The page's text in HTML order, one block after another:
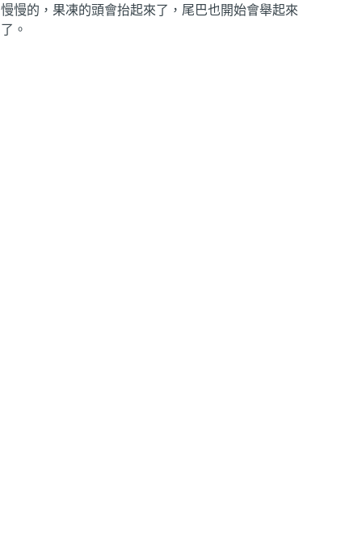
慢慢的，果凍的頭會抬起來了，尾巴也開始會舉起來
了。